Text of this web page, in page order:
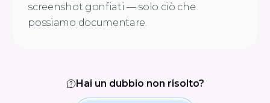
screenshot gonfiati — solo ciò che
possiamo documentare.
Hai un dubbio non risolto?